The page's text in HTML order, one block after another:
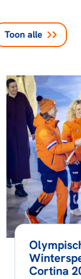
Toon alle
Cortina